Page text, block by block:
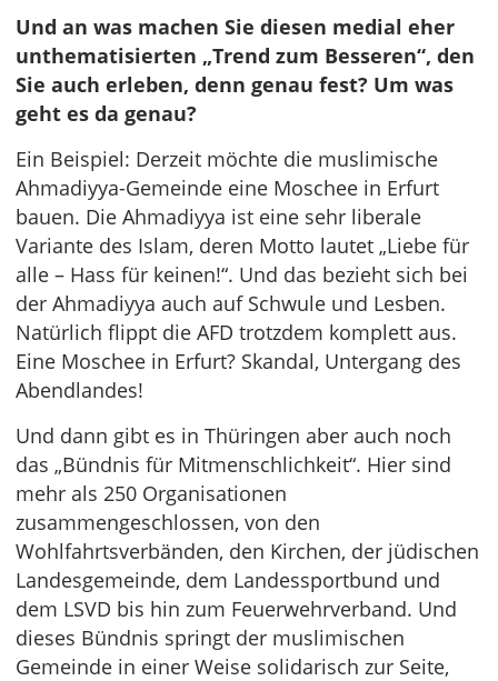
Und an was machen Sie diesen medial eher
unthematisierten „Trend zum Besseren“, den
Sie auch erleben, denn genau fest? Um was
geht es da genau?
Ein Beispiel: Derzeit möchte die muslimische
Ahmadiyya-Gemeinde eine Moschee in Erfurt
bauen. Die Ahmadiyya ist eine sehr liberale
Variante des Islam, deren Motto lautet „Liebe für
alle – Hass für keinen!“. Und das bezieht sich bei
der Ahmadiyya auch auf Schwule und Lesben.
Natürlich flippt die AFD trotzdem komplett aus.
Eine Moschee in Erfurt? Skandal, Untergang des
Abendlandes!
Und dann gibt es in Thüringen aber auch noch
das „Bündnis für Mitmenschlichkeit“. Hier sind
mehr als 250 Organisationen
zusammengeschlossen, von den
Wohlfahrtsverbänden, den Kirchen, der jüdischen
Landesgemeinde, dem Landessportbund und
dem LSVD bis hin zum Feuerwehrverband. Und
dieses Bündnis springt der muslimischen
Gemeinde in einer Weise solidarisch zur Seite,